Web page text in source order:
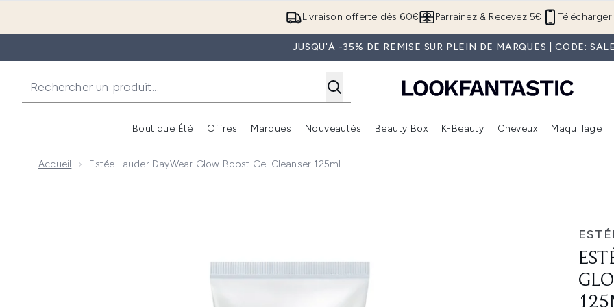
Passer au contenu principal
Livraison offerte dès 60€ Télécharger
Parrainez & Recevez 5€
JUSQU'À -35% DE REMISE SUR PLEIN DE MARQUES | CODE:
Boutique Été
Accédez au sous-menu (Boutique Été )
Offres
Accédez au sous-menu (Offres)
Marques
Accédez au sous-menu (Marques)
Nouveautés
Accédez au sous-menu (Nouveautés)
Beauty Box
Accédez au sous-menu (Beauty Box)
K-Beauty Cheveux Maquillage
Accueil Estée Lauder DayWear Glow Boost Gel Cleanser 125ml